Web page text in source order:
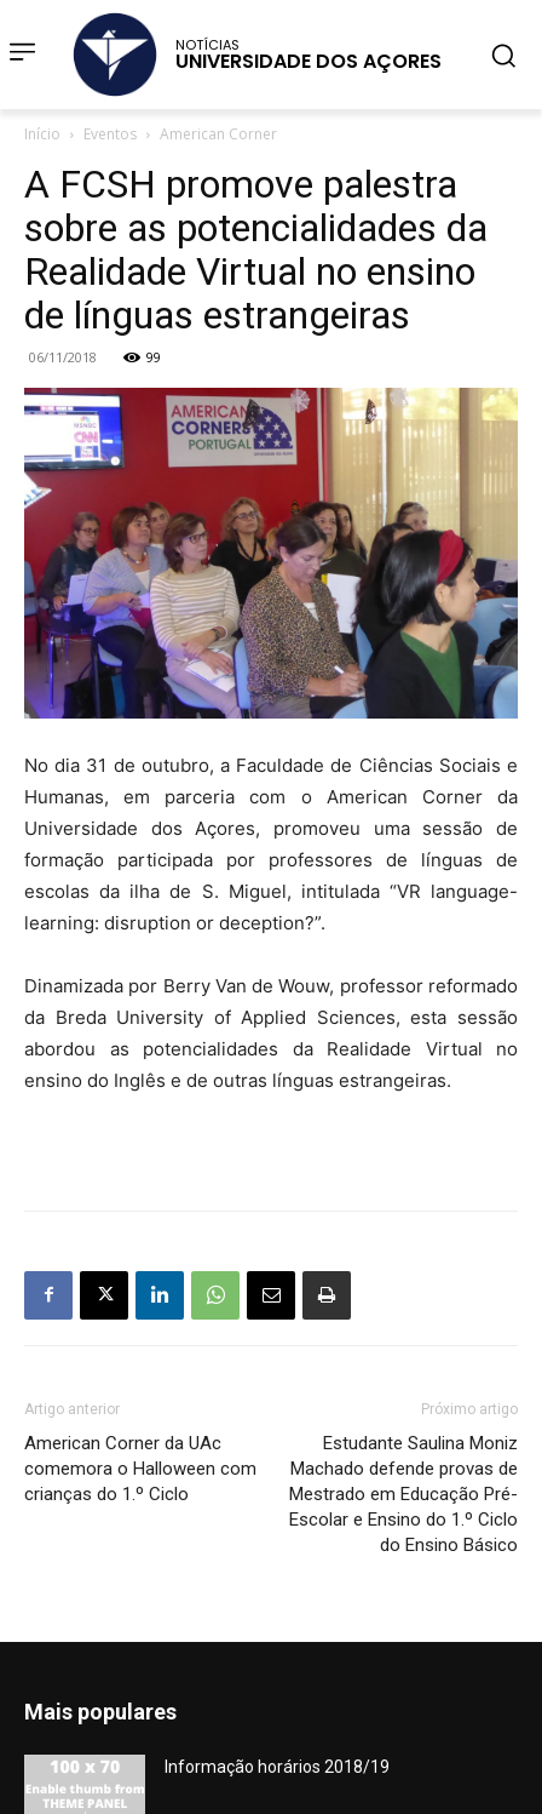
NOTÍCIAS
UNIVERSIDADE DOS AÇORES
Início Eventos American Corner
A FCSH promove palestra
sobre as potencialidades da
Realidade Virtual no ensino
de línguas estrangeiras
06/11/2018 99
No dia 31 de outubro, a Faculdade de Ciências Sociais e
Humanas, em parceria com o American Corner da
Universidade dos Açores, promoveu uma sessão de
formação participada por professores de línguas de
escolas da ilha de S. Miguel, intitulada “VR language-
learning: disruption or deception?”.
Dinamizada por Berry Van de Wouw, professor reformado
da Breda University of Applied Sciences, esta sessão
abordou as potencialidades da Realidade Virtual no
ensino do Inglês e de outras línguas estrangeiras.
Artigo anterior
American Corner da UAc
comemora o Halloween com
crianças do 1.º Ciclo
Próximo artigo
Estudante Saulina Moniz
Machado defende provas de
Mestrado em Educação Pré-
Escolar e Ensino do 1.º Ciclo
do Ensino Básico
Mais populares
Informação horários 2018/19